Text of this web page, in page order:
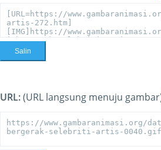
Salin
URL:(URL langsung menuju